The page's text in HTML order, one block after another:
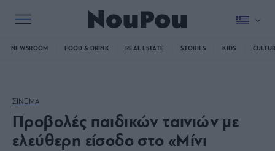
NEWSROOM FOOD & DRINK REAL ESTATE STORIES KIDS
ΣΙΝΕΜΑ
Προβολές παιδικών ταινιών με
ελεύθερη είσοδο στο «Μίνι